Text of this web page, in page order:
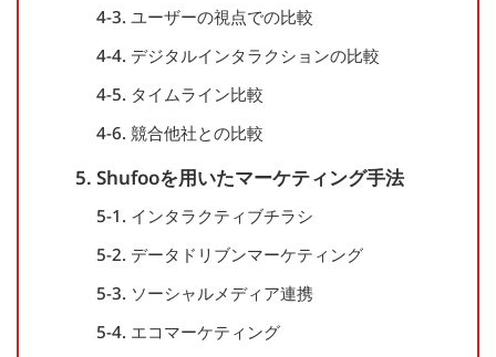
4-3. ユーザーの視点での比較
4-4. デジタルインタラクションの比較
4-5. タイムライン比較
4-6. 競合他社との比較
5. Shufooを用いたマーケティング手法
5-1. インタラクティブチラシ
5-2. データドリブンマーケティング
5-3. ソーシャルメディア連携
5-4. エコマーケティング